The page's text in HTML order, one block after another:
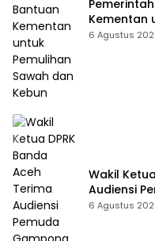
Kementan
Kebun
6 Agustus
Wakil
Audiensi
6 Agustus